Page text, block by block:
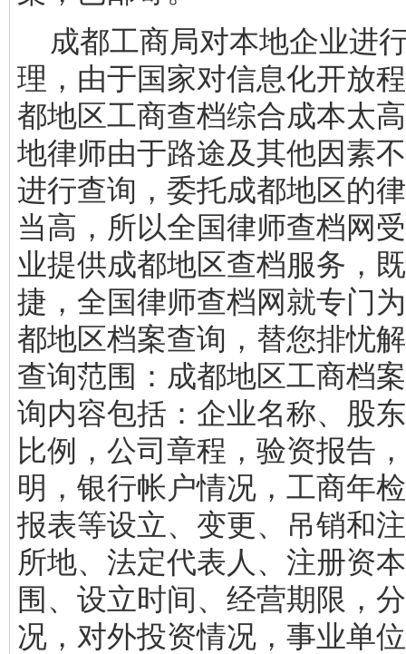
成都工商局对本地企业进
理，由于国家对信息化开放
都地区工商查档综合成本太
地律师由于路途及其他因素
进行查询，委托成都地区的
当高，所以全国律师查档网
业提供成都地区查档服务，
捷，全国律师查档网就专门
都地区档案查询，替您排忧
查询范围：成都地区工商档
询内容包括：企业名称、股
比例，公司章程，验资报告
明，银行帐户情况，工商年
报表等设立、变更、吊销和
所地、法定代表人、注册资
围、设立时间、经营期限，
况，对外投资情况，事业单